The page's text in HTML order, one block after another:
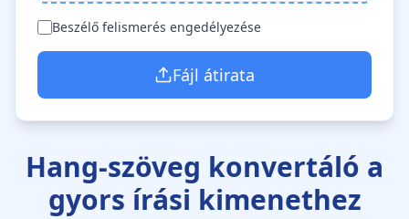
Beszélő felismerés engedélyezése
Fájl átirata
Hang-szöveg konvertáló a
gyors írási kimenethez